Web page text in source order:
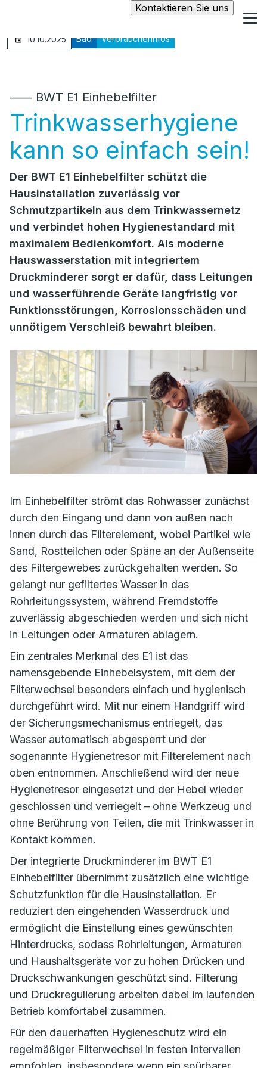
Kontaktieren Sie uns
10.10.2025 Bad Verbraucherinfos
⸺ BWT E1 Einhebelfilter
Trinkwasserhygiene
kann so einfach sein!
Der BWT E1 Einhebelfilter schützt die
Hausinstallation zuverlässig vor
Schmutzpartikeln aus dem Trinkwassernetz
und verbindet hohen Hygienestandard mit
maximalem Bedienkomfort. Als moderne
Hauswasserstation mit integriertem
Druckminderer sorgt er dafür, dass Leitungen
und wasserführende Geräte langfristig vor
Funktionsstörungen, Korrosionsschäden und
unnötigem Verschleiß bewahrt bleiben.
Im Einhebelfilter strömt das Rohwasser zunächst
durch den Eingang und dann von außen nach
innen durch das Filterelement, wobei Partikel wie
Sand, Rostteilchen oder Späne an der Außenseite
des Filtergewebes zurückgehalten werden. So
gelangt nur gefiltertes Wasser in das
Rohrleitungssystem, während Fremdstoffe
zuverlässig abgeschieden werden und sich nicht
in Leitungen oder Armaturen ablagern.
Ein zentrales Merkmal des E1 ist das
namensgebende Einhebelsystem, mit dem der
Filterwechsel besonders einfach und hygienisch
durchgeführt wird. Mit nur einem Handgriff wird
der Sicherungsmechanismus entriegelt, das
Wasser automatisch abgesperrt und der
sogenannte Hygienetresor mit Filterelement nach
oben entnommen. Anschließend wird der neue
Hygienetresor eingesetzt und der Hebel wieder
geschlossen und verriegelt – ohne Werkzeug und
ohne Berührung von Teilen, die mit Trinkwasser in
Kontakt kommen.
Der integrierte Druckminderer im BWT E1
Einhebelfilter übernimmt zusätzlich eine wichtige
Schutzfunktion für die Hausinstallation. Er
reduziert den eingehenden Wasserdruck und
ermöglicht die Einstellung eines gewünschten
Hinterdrucks, sodass Rohrleitungen, Armaturen
und Haushaltsgeräte vor zu hohen Drücken und
Druckschwankungen geschützt sind. Filterung
und Druckregulierung arbeiten dabei im laufenden
Betrieb komfortabel zusammen.
Für den dauerhaften Hygieneschutz wird ein
regelmäßiger Filterwechsel in festen Intervallen